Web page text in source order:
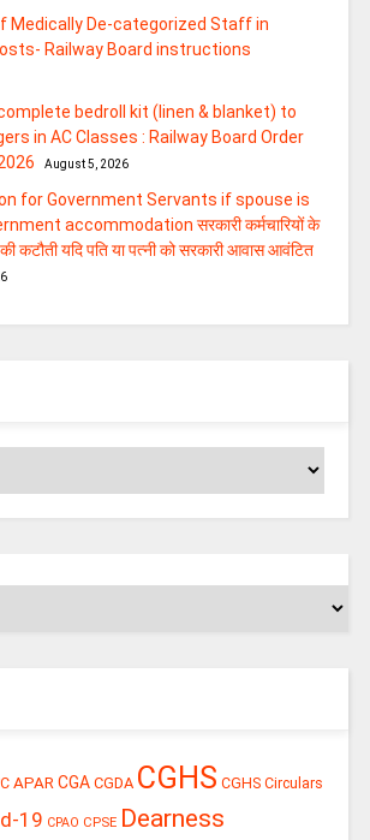
Medically De-categorized Staff in
Railway Board instructions
bedroll kit (linen & blanket) to
in AC Classes : Railway Board Order
August 5, 2026
for Government Servants if spouse is
accommodation सरकारी कर्मचारियों के
कटौती यदि पति या पत्‍नी को सरकारी आवास आवंटित
APAR CGA CGDA CGHS CGHS Circulars
19 CPAO CPSE Dearness